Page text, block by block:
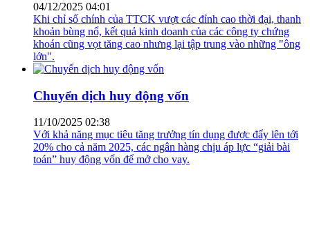
04/12/2025 04:01
Khi chỉ số chính của TTCK vượt các đỉnh cao thời đại, thanh
khoản bùng nổ, kết quả kinh doanh của các công ty chứng
khoán cũng vọt tăng cao nhưng lại tập trung vào những "ông
lớn".
Chuyển dịch huy động vốn
11/10/2025 02:38
Với khả năng mục tiêu tăng trưởng tín dụng được đẩy lên tới
20% cho cả năm 2025, các ngân hàng chịu áp lực “giải bài
toán” huy động vốn để mở cho vay.